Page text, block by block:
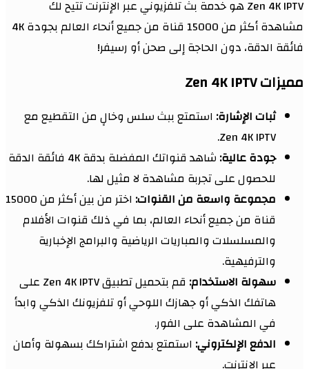
Zen 4K IPTV هو خدمة بث تلفزيوني عبر الإنترنت تتيح لك
مشاهدة أكثر من 15000 قناة من جميع أنحاء العالم بجودة 4K
فائقة الدقة، دون الحاجة إلى صحن أو رسيفر!
مميزات Zen 4K IPTV
ثبات الإشارة: استمتع ببث سلس وخالٍ من التقطيع مع
Zen 4K IPTV.
جودة عالية:
شاهد قنواتك المفضلة بدقة 4K فائقة الدقة
للحصول على تجربة مشاهدة لا مثيل لها.
مجموعة واسعة من القنوات:
اختر من بين أكثر من 15000
قناة من جميع أنحاء العالم، بما في ذلك قنوات الأفلام
والمسلسلات والمباريات الرياضية والبرامج الإخبارية
والترفيهية.
سهولة الاستخدام:
قم بتحميل تطبيق Zen 4K IPTV على
هاتفك الذكي أو جهازك اللوحي أو تلفزيونك الذكي وابدأ
في المشاهدة على الفور.
الدفع الإلكتروني: استمتع بدفع اشتراكك بسهولة وأمان